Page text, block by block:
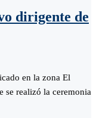
dirigente de
en la zona El
se realizó la ceremonia